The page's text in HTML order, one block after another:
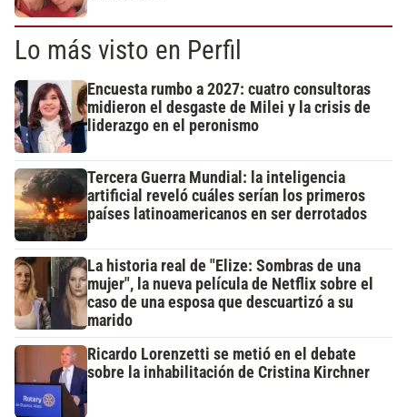
Lo más visto en Perfil
Encuesta rumbo a 2027: cuatro consultoras
midieron el desgaste de Milei y la crisis de
liderazgo en el peronismo
Tercera Guerra Mundial: la inteligencia
artificial reveló cuáles serían los primeros
países latinoamericanos en ser derrotados
La historia real de "Elize: Sombras de una
mujer", la nueva película de Netflix sobre el
caso de una esposa que descuartizó a su
marido
Ricardo Lorenzetti se metió en el debate
sobre la inhabilitación de Cristina Kirchner